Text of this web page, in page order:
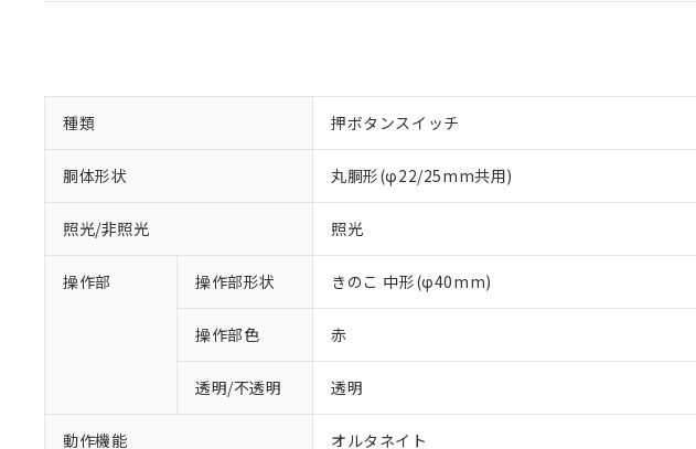
種類 押ボタンスイッチ
胴体形状 丸胴形(φ22/25mm共用)
照光/非照光 照光
操作部 操作部形状 きのこ 中形(φ40mm)
操作部色 赤
透明/不透明 透明
動作機能 オルタネイト